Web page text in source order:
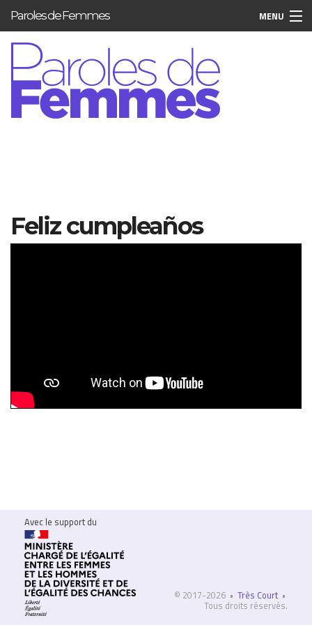
Aller au contenu principal
Paroles de Femmes MENU
Feliz cumpleaños
Avec le support du
© 2017-2026 • Très Court •
Tous droits réservés.